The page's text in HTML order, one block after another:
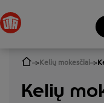
Kelių mokesčiai
Kelių